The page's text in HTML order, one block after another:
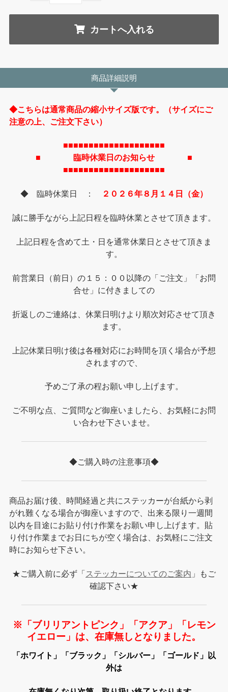
商品詳細説明
◆こちらは通常商品の縮小サイズ版です。（サイズにご
注意の上、ご注文下さい）
■■■■■■■■■■■■■■■■■■■■
■ 臨時休業日のお知らせ ■
■■■■■■■■■■■■■■■■■■■■
◆ 臨時休業日 ： ２０２６年８月１４日（金）
誠に勝手ながら上記日程を臨時休業とさせて頂きます。
上記日程を含めて土・日を通常休業日とさせて頂きま
す。
前営業日（前日）の１５：００以降の「ご注文」「お問
合せ」に付きましての
折返しのご連絡は、休業日明けより順次対応させて頂き
ます。
上記休業日明け後は各種対応にお時間を頂く場合が予想
されますので、
予めご了承の程お願い申し上げます。
ご不明な点、ご質問など御座いましたら、お気軽にお問
い合わせ下さいませ。
◆ご購入時の注意事項◆
商品お届け後、時間経過と共にステッカーが台紙から剥
がれ難くなる場合が御座いますので、出来る限り一週間
以内を目途にお貼り付け作業をお願い申し上げます。貼
り付け作業までお日にちが空く場合は、お気軽にご注文
時にお知らせ下さい。
★ご購入前に必ず「 ステッカーについてのご案内 」もご
確認下さい★
※「ブリリアントピンク」「アクア」「レモン
イエロー」は、在庫無しとなりました。
「ホワイト」「ブラック」「シルバー」「ゴールド」以
外は